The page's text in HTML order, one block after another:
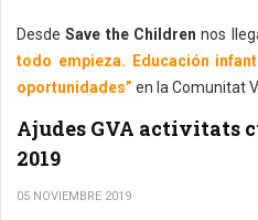
DesdeSave the Children nos
todo empieza. Educación
oportunidades” en la Comunitat
Ajudes GVA activitats
2019
05 NOVIEMBRE 2019